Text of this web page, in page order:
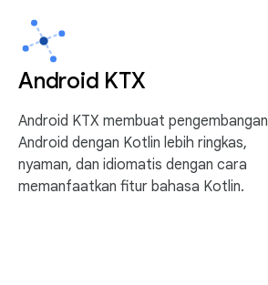
Android KTX
Android KTX membuat pengembangan
Android dengan Kotlin lebih ringkas,
nyaman, dan idiomatis dengan cara
memanfaatkan fitur bahasa Kotlin.